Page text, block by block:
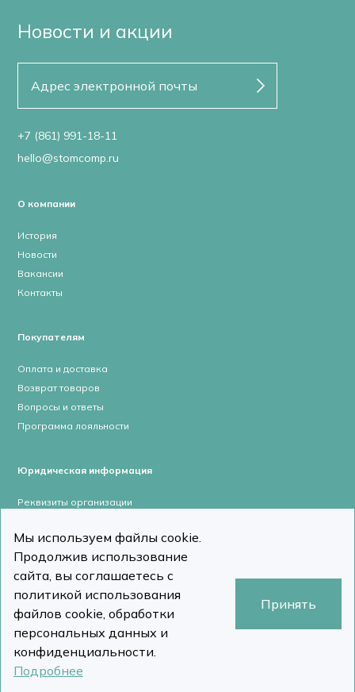
Новости и акции
+7 (861) 991-18-11
hello@stomcomp.ru
О компании
История
Новости
Вакансии
Контакты
Покупателям
Оплата и доставка
Возврат товаров
Вопросы и ответы
Программа лояльности
Юридическая информация
Реквизиты организации
Пользовательское соглашение
Политика конфиденциальности
stomcomp.ru © Все права защищены 2026
Мы используем файлы cookie.
Продолжив использование
сайта, вы соглашаетесь с
политикой использования
файлов cookie, обработки
персональных данных и
конфиденциальности.
Подробнее
Принять